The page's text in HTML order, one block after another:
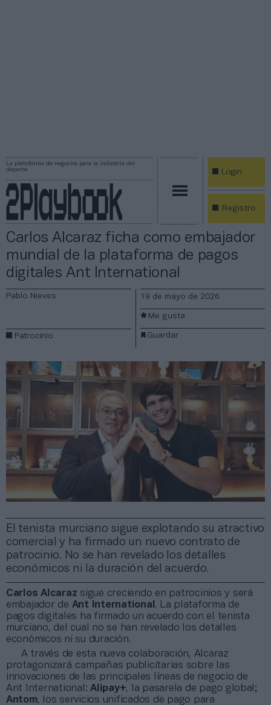
La plataforma de negocios para la industria del
deporte
Login
Registro
Carlos Alcaraz ficha como embajador
mundial de la plataforma de pagos
digitales Ant International
El tenista murciano sigue explotando su atractivo
comercial y ha firmado un nuevo contrato de
patrocinio. No se han revelado los detalles
económicos ni la duración del acuerdo.
Pablo Nieves
Patrocinio
19 de mayo de 2026
Guardar
Me gusta
Carlos Alcaraz sigue creciendo en patrocinios y será
embajador de Ant International . La plataforma de
pagos digitales ha firmado un acuerdo con el tenista
murciano, del cual no se han revelado los detalles
económicos ni su duración.
A través de esta nueva colaboración, Alcaraz
protagonizará campañas publicitarias sobre las
innovaciones de las principales líneas de negocio de
Ant International:Alipay+, la pasarela de pago global;
Antom, los servicios unificados de pago para